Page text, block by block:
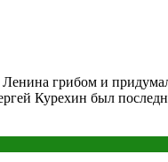
Ленина грибом и
Курехин был